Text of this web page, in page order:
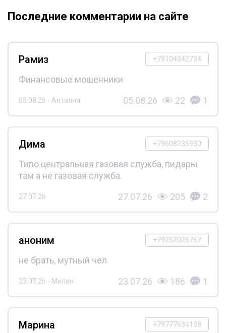
Последние комментарии на сайте
+79104342734
Рамиз
Финансовые мошенники
05.08.26 - Анталия 05.08.26 22 1
+79608235930
Дима
Типо центральная газовая служба, пидары
там а не газовая служба.
27.07.26 27.07.26 205 2
+79252026767
аноним
не брать, мутный чел
23.07.26 - Милан 23.07.26 186 1
+79777634138
Марина